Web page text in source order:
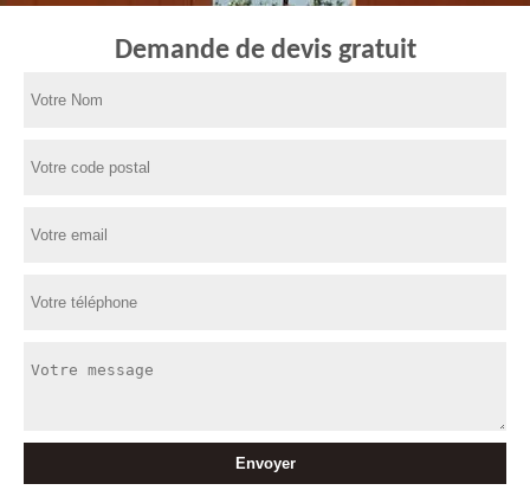
Demande de devis gratuit